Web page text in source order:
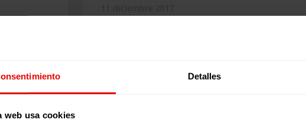
Detalles
web usa cookies